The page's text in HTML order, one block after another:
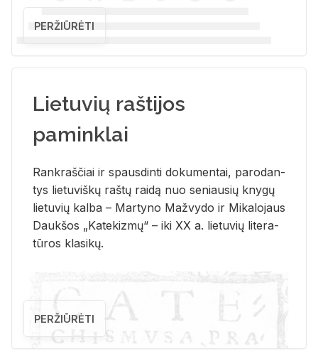
PERŽIŪRĖTI
Lietuvių raštijos
paminklai
Rank­raš­čiai ir spaus­din­ti do­ku­men­tai, pa­ro­dan­
tys lie­tu­viš­kų raš­tų rai­dą nuo se­niau­sių kny­gų
lie­tu­vių kal­ba – Mar­ty­no Ma­žvy­do ir Mi­ka­lo­jaus
Dauk­šos „Ka­te­kiz­mų“ – iki XX a. lie­tu­vių li­te­ra­
tū­ros kla­si­kų.
PERŽIŪRĖTI